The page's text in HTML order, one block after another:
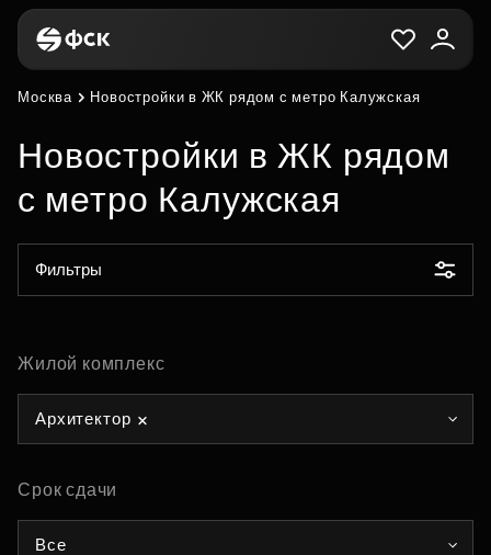
Москва Новостройки в ЖК рядом с метро Калужская
Новостройки в ЖК рядом
с метро Калужская
Фильтры
Жилой комплекс
Архитектор
Срок сдачи
Все